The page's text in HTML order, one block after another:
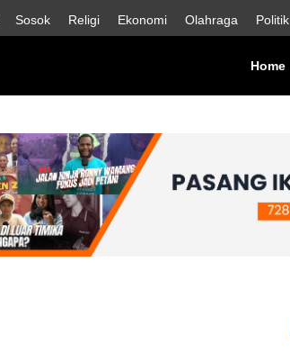
Sosok Religi Ekonomi Olahraga Politik
Home